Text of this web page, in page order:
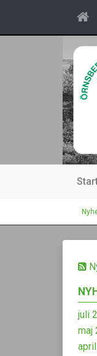
juli
maj